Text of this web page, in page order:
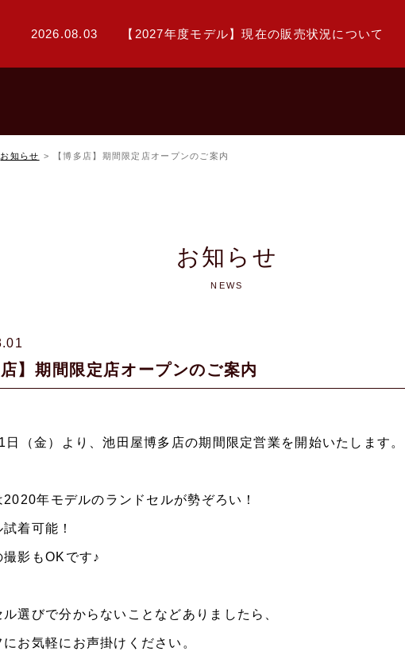
2026.08.03 【2027年度モデル】現在の販売状況について
お知らせ 【博多店】期間限定店オープンのご案内
お知らせ
NEWS
店】期間限定店オープンのご案内
日（金）より、池田屋博多店の期間限定営業を開始いたします。
2020年モデルのランドセルが勢ぞろい！
着可能！
撮影もOKです♪
ル選びで分からないことなどありましたら、
にお気軽にお声掛けください。